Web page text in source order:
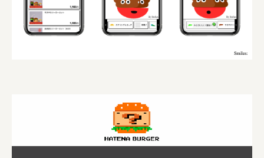
株式会社美らイチゴ
amirisu株式会社
株式会社オレンジページ​
ユウキ食品株式会社, 株式会社ビーツ